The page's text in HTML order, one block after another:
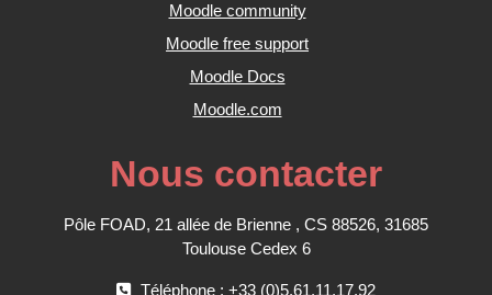
Moodle community
Moodle free support
Moodle Docs
Moodle.com
Nous contacter
Pôle FOAD, 21 allée de Brienne , CS 88526, 31685
Toulouse Cedex 6
Téléphone : +33 (0)5.61.11.17.92